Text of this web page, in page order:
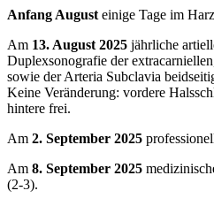
Anfang August einige Tage im
Am 13. August 2025 jährliche
Duplexsonografie der
sowie der Arteria Subclavia
Keine Veränderung: vordere
hintere frei.
Am 2. September 2025
Am 8. September 2025
(2-3).